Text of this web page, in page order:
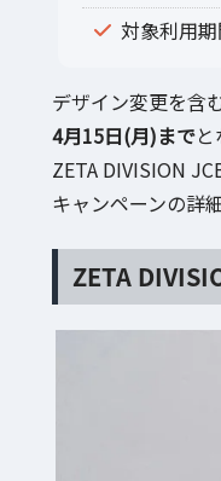
対象利用
デザイン変更を含
4月15日(月)までと
ZETA DIVISION
キャンペーンの詳細
ZETA